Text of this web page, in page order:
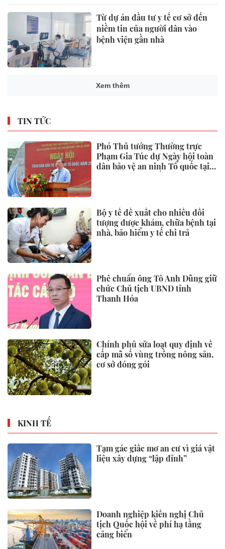
Từ dự án đầu tư y tế cơ sở đến
niềm tin của người dân vào
bệnh viện gần nhà
Xem thêm
TIN TỨC
Phó Thủ tướng Thường trực
Phạm Gia Túc dự Ngày hội toàn
dân bảo vệ an ninh Tổ quốc tại
Bộ y tế đề xuất cho nhiều đối
tượng được khám, chữa bệnh tại
nhà, bảo hiểm y tế chi trả
Phê chuẩn ông Tô Anh Dũng giữ
chức Chủ tịch UBND tỉnh
Thanh Hóa
Chính phủ sửa loạt quy định về
cấp mã số vùng trồng nông sản,
cơ sở đóng gói
KINH TẾ
Tạm gác giấc mơ an cư vì giá vật
liệu xây dựng “lập đỉnh”
Doanh nghiệp kiến nghị Chủ
tịch Quốc hội về phí hạ tầng
cảng biển